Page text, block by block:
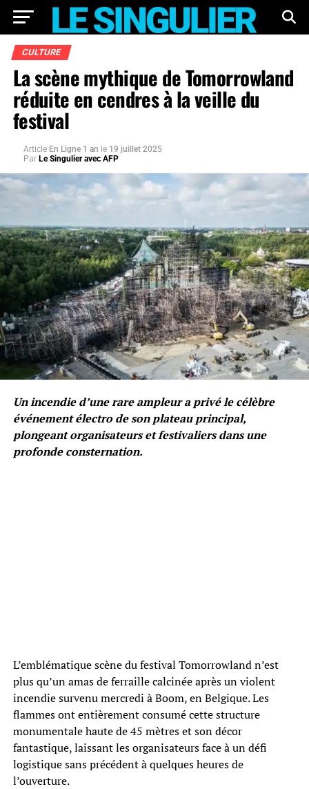
CULTURE
La scène mythique de Tomorrowland
réduite en cendres à la veille du
festival
Article En Ligne 1 an le 19 juillet 2025
Par Le Singulier avec AFP
Un incendie d’une rare ampleur a privé le célèbre
événement électro de son plateau principal,
plongeant organisateurs et festivaliers dans une
profonde consternation.
L’emblématique scène du festival Tomorrowland n’est
plus qu’un amas de ferraille calcinée après un violent
incendie survenu mercredi à Boom, en Belgique. Les
flammes ont entièrement consumé cette structure
monumentale haute de 45 mètres et son décor
fantastique, laissant les organisateurs face à un défi
logistique sans précédent à quelques heures de
l’ouverture.